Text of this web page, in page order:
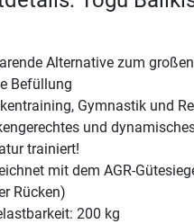
Alternative zum großen
Befüllung
Gymnastik und
und
trainiert!
mit dem AGR-
Rücken)
200 kg